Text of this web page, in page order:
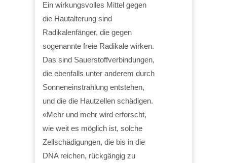
Ein wirkungsvolles Mittel gegen
die Hautalterung sind
Radikalenfänger, die gegen
sogenannte freie Radikale wirken.
Das sind Sauerstoffverbindungen,
die ebenfalls unter anderem durch
Sonneneinstrahlung entstehen,
und die die Hautzellen schädigen.
«Mehr und mehr wird erforscht,
wie weit es möglich ist, solche
Zellschädigungen, die bis in die
DNA reichen, rückgängig zu